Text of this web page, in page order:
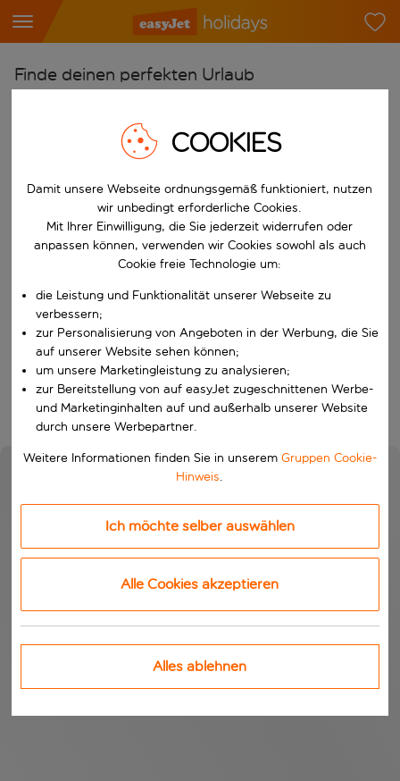
Finde deinen perfekten Urlaub
Flughafen wählen
Beginne mit der Eingabe für die automatische
Reiseziel wählen
Wähle ein Ab- und Rückflugdatum aus.
Reisezeitraum wählen
Wer
Suchen
COOKIES
Damit unsere Webseite ordnungsgemäß funktioniert, nutzen
wir unbedingt erforderliche Cookies.
Mit Ihrer Einwilligung, die Sie jederzeit widerrufen oder
anpassen können, verwenden wir Cookies sowohl als auch
Cookie freie Technologie um:
die Leistung und Funktionalität unserer Webseite zu
verbessern;
zur Personalisierung von Angeboten in der Werbung, die Sie
auf unserer Website sehen können;
um unsere Marketingleistung zu analysieren;
zur Bereitstellung von auf easyJet zugeschnittenen Werbe-
und Marketinginhalten auf und außerhalb unserer Website
durch unsere Werbepartner.
Weitere Informationen finden Sie in unserem Gruppen Cookie-
Hinweis.
Ich möchte selber auswählen
Alle Cookies akzeptieren
Alles ablehnen